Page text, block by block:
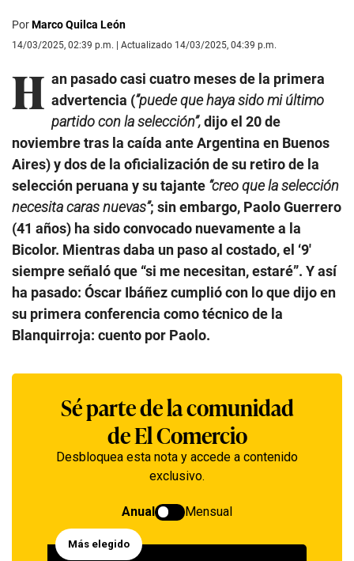
PorMarco Quilca León
14/03/2025, 02:39 p.m. | Actualizado 14/03/2025, 04:39 p.m.
H an pasado casi cuatro meses de la primera
advertencia (”puede que haya sido mi último
partido con la selección”,dijo el 20 de
noviembre tras la caída ante Argentina en Buenos
Aires) y dos de la oficialización de su retiro de la
selección peruana y su tajante “creo que la selección
necesita caras nuevas”; sin embargo, Paolo Guerrero
(41 años) ha sido convocado nuevamente a la
Bicolor. Mientras daba un paso al costado, el ‘9′
siempre señaló que “si me necesitan, estaré”. Y así
ha pasado: Óscar Ibáñez cumplió con lo que dijo en
su primera conferencia como técnico de la
Blanquirroja: cuento por Paolo.